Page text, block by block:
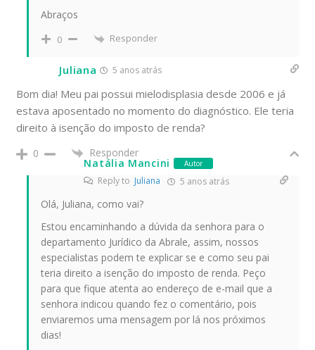
Abraços
0 Responder
Juliana 5 anos atrás
Bom dia! Meu pai possui mielodisplasia desde 2006 e já
estava aposentado no momento do diagnóstico. Ele teria
direito à isenção do imposto de renda?
0
Responder
Natália Mancini
Autor
Reply to Juliana 5 anos atrás
Olá, Juliana, como vai?
Estou encaminhando a dúvida da senhora para o
departamento Jurídico da Abrale, assim, nossos
especialistas podem te explicar se e como seu pai
teria direito a isenção do imposto de renda. Peço
para que fique atenta ao endereço de e-mail que a
senhora indicou quando fez o comentário, pois
enviaremos uma mensagem por lá nos próximos
dias!